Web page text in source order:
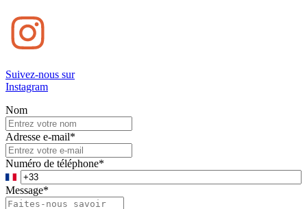
Suivez-nous sur
Instagram
Nom
Adresse e-mail*
Numéro de téléphone*
Message*